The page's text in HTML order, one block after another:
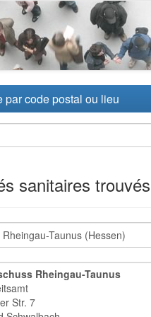
par code postal ou lieu
sanitaires
Rheingau-Taunus
Str. 7